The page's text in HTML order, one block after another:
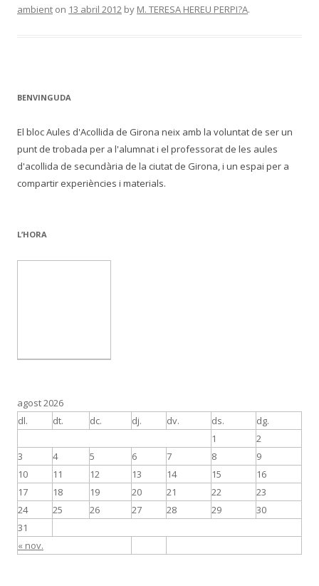
ambient on 13 abril 2012 by M. TERESA HEREU PERPI?A.
BENVINGUDA
El bloc Aules d'Acollida de Girona neix amb la voluntat de ser un
punt de trobada per a l'alumnat i el professorat de les aules
d'acollida de secundària de la ciutat de Girona, i un espai per a
compartir experiències i materials.
L’HORA
agost 2026
dl.
dt. dc. dj. dv. ds. dg.
« nov.
1
2
3
4 5 6 7 8
9
10
11 12 13 14 15
16
17
18 19 20 21 22
23
24
25 26 27 28 29
30
31